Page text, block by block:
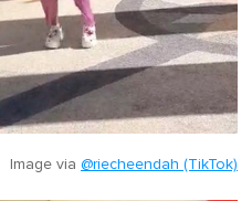
Image via @riecheendah (TikTok)